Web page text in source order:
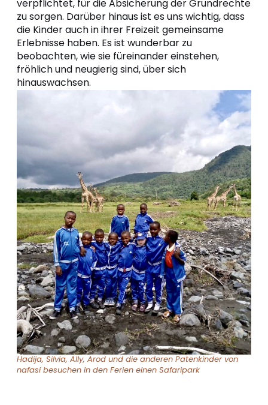
verpflichtet, für die Absicherung der Grundrechte
zu sorgen. Darüber hinaus ist es uns wichtig, dass
die Kinder auch in ihrer Freizeit gemeinsame
Erlebnisse haben. Es ist wunderbar zu
beobachten, wie sie füreinander einstehen,
fröhlich und neugierig sind, über sich
hinauswachsen.
Hadija, Silvia, Ally, Arod und die anderen Patenkinder von
nafasi besuchen in den Ferien einen Safaripark